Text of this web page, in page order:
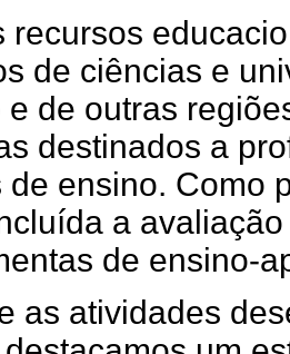
recursos
de ciências e
e de outras
destinados a
de ensino. Como
a
de ensino-
as atividades